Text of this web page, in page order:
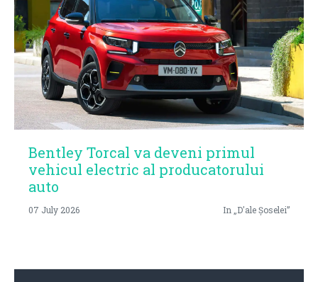
Bentley Torcal va deveni primul
vehicul electric al producatorului
auto
07 July 2026 In „D'ale Șoselei”